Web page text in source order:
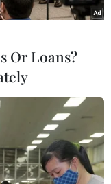
phòng Anh
Or Loans?